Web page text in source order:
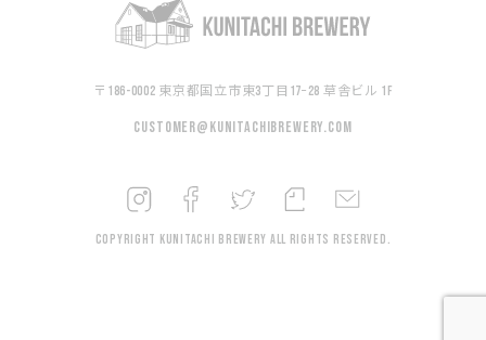
〒186-0002 東京都国立市東3丁目17−28 草舎ビル 1F
customer@kunitachibrewery.com
Copyright KUNITACHI BREWERY All rights reserved.